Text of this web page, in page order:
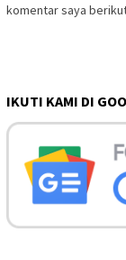
komentar saya
IKUTI KAMI DI